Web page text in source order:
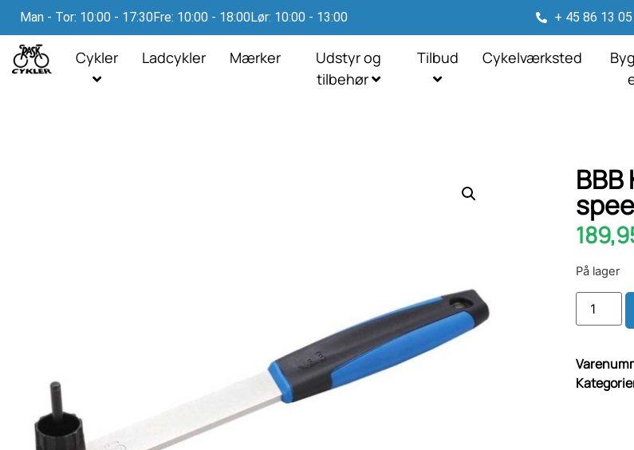
Man - Tor: 10:00 - 17:30Fre: 10:00 - 18:00Lør: 10:00 - 13:00 + 45 86 13
Cykler Ladcykler Mærker
Udstyr og
tilbehør
Tilbud Cykelværksted
På lager